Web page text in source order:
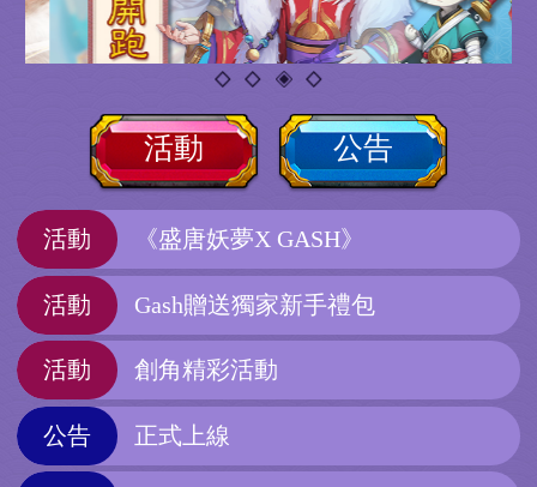
活動 公告
活動 《盛唐妖夢X GASH》
活動 Gash贈送獨家新手禮包
活動 創角精彩活動
公告 正式上線